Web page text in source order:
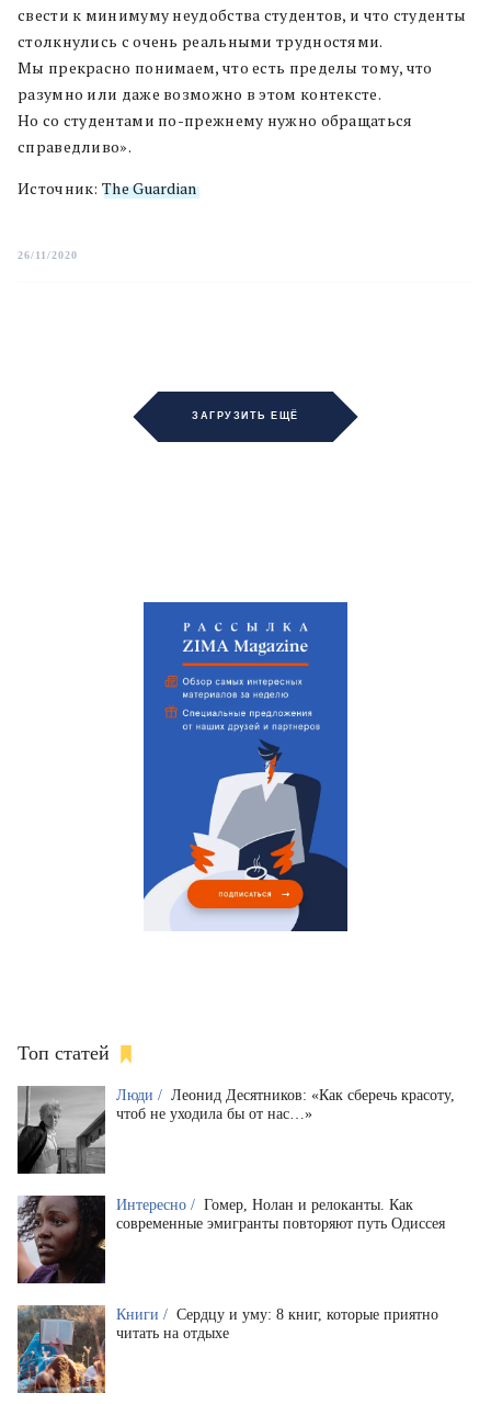
свести к минимуму неудобства студентов, и что студенты
столкнулись с очень реальными трудностями.
Мы прекрасно понимаем, что есть пределы тому, что
разумно или даже возможно в этом контексте.
Но со студентами по-прежнему нужно обращаться
справедливо».
Источник: The Guardian
26/11/2020
ЗАГРУЗИТЬ ЕЩЁ
Топ статей
Люди / Леонид Десятников: «Как сберечь красоту,
чтоб не уходила бы от нас…»
Интересно / Гомер, Нолан и релоканты. Как
современные эмигранты повторяют путь Одиссея
Книги / Сердцу и уму: 8 книг, которые приятно
читать на отдыхе